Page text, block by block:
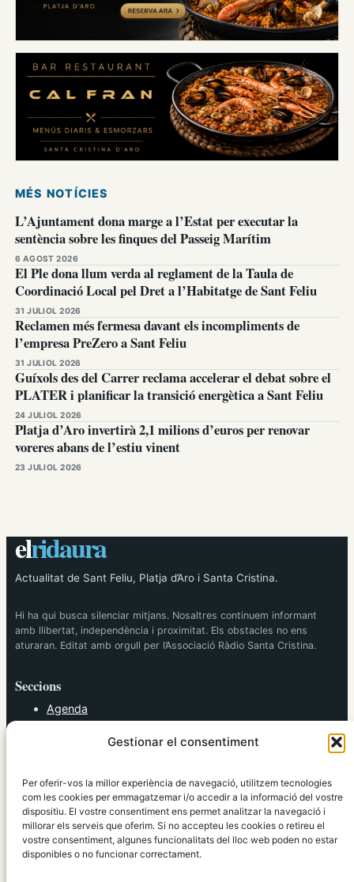
Gestionar el consentiment
Per oferir-vos la millor experiència de navegació, utilitzem tecnologies
com les cookies per emmagatzemar i/o accedir a la informació del vostre
dispositiu. El vostre consentiment ens permet analitzar la navegació i
millorar els serveis que oferim. Si no accepteu les cookies o retireu el
vostre consentiment, algunes funcionalitats del lloc web poden no estar
disponibles o no funcionar correctament.
MÉS NOTÍCIES
L’Ajuntament dona marge a l’Estat per executar la
sentència sobre les finques del Passeig Marítim
6 AGOST 2026
El Ple dona llum verda al reglament de la Taula de
Coordinació Local pel Dret a l’Habitatge de Sant Feliu
31 JULIOL 2026
Reclamen més fermesa davant els incompliments de
l’empresa PreZero a Sant Feliu
31 JULIOL 2026
Guíxols des del Carrer reclama accelerar el debat sobre el
PLATER i planificar la transició energètica a Sant Feliu
24 JULIOL 2026
Platja d’Aro invertirà 2,1 milions d’euros per renovar
voreres abans de l’estiu vinent
23 JULIOL 2026
elridaura
Actualitat de Sant Feliu, Platja d’Aro i Santa Cristina.
Hi ha qui busca silenciar mitjans. Nosaltres continuem informant
amb llibertat, independència i proximitat. Els obstacles no ens
aturaran. Editat amb orgull per l’Associació Ràdio Santa Cristina.
Seccions
Agenda
Política
Societat
Tendències
elRidaura.com